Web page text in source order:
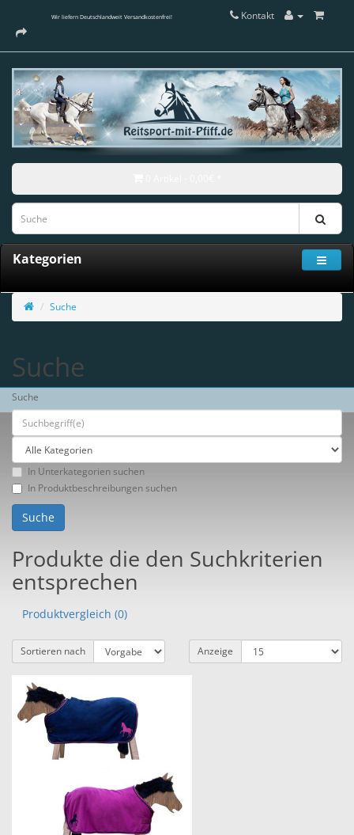
Wir liefern Deutschlandweit Versandkostenfrei! Kontakt
Kategorien
Suche
Suche
Suche
In Unterkategorien suchen
In Produktbeschreibungen suchen
Produkte die den Suchkriterien
entsprechen
Produktvergleich (0)
Sortieren nach Anzeige